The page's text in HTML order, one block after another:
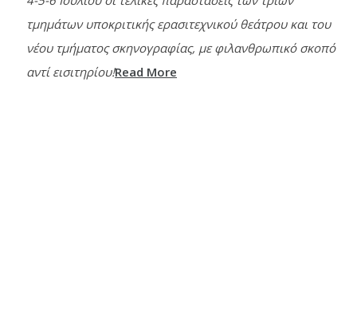
τμημάτων υποκριτικής ερασιτεχνικού θεάτρου και του
νέου τμήματος σκηνογραφίας, με φιλανθρωπικό σκοπό
αντί εισιτηρίου!Read More